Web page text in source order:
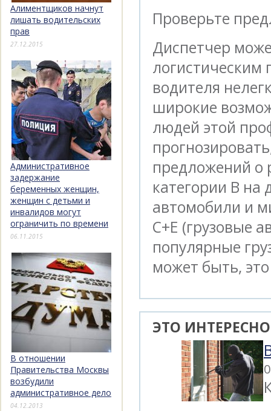
Проверьте
Диспетчер
логистическим
водителя
широкие
людей этой
предложений о
категории B на
автомобили и
C+E (грузовые
популярные
может быть,
ЭТО ИНТЕРЕСНО
Алиментщиков начнут
лишать водительских
прав
27.12.2015
Административное
задержание
беременных женщин,
женщин с детьми и
инвалидов могут
ограничить по времени
06.11.2015
В отношении
Правительства Москвы
возбудили
административное дело
04.12.2013